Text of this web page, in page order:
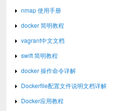
nmap 使用手册
docker 简明教程
vagrant中文文档
swift 简明教程
docker 操作命令详解
Dockerfile配置文件说明文档详解
Docker应用教程